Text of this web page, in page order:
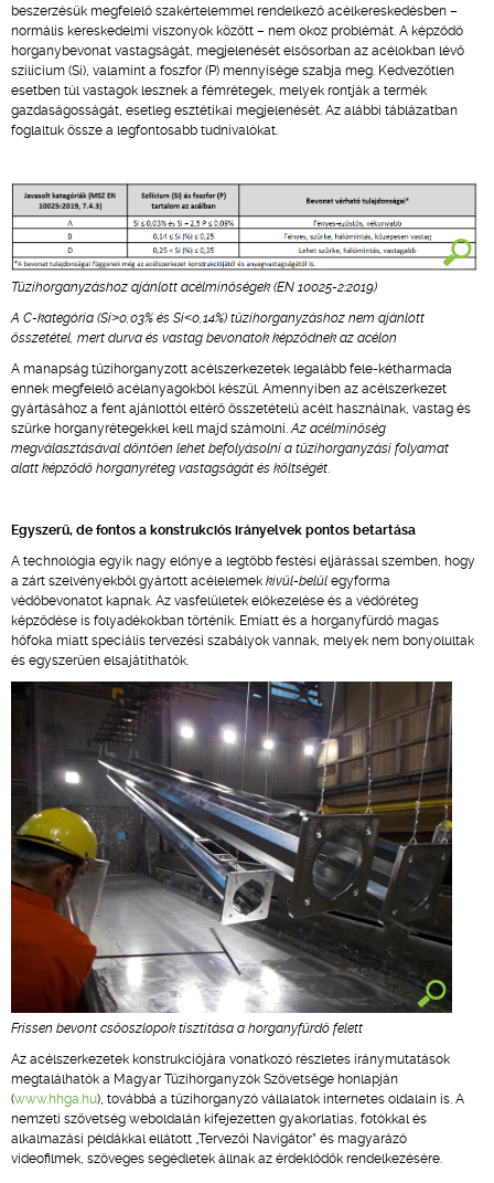
beszerzésük megfelelő szakértelemmel rendelkező acélkereskedésben –
normális kereskedelmi viszonyok között – nem okoz problémát. A képződő
horganybevonat vastagságát, megjelenését elsősorban az acélokban lévő
szilícium (Si), valamint a foszfor (P) mennyisége szabja meg. Kedvezőtlen
esetben túl vastagok lesznek a fémrétegek, melyek rontják a termék
gazdaságosságát, esetleg esztétikai megjelenését. Az alábbi táblázatban
foglaltuk össze a legfontosabb tudnivalókat.
Tűzihorganyzáshoz ajánlott acélminőségek (EN 10025-2:2019)
A C-kategória (Si˃0,03% és Si˂0,14%) tűzihorganyzáshoz nem ajánlott
összetétel, mert durva és vastag bevonatok képződnek az acélon
A manapság tűzihorganyzott acélszerkezetek legalább fele-kétharmada
ennek megfelelő acélanyagokból készül. Amennyiben az acélszerkezet
gyártásához a fent ajánlottól eltérő összetételű acélt használnak, vastag és
szürke horganyrétegekkel kell majd számolni.Az acélminőség
megválasztásával döntően lehet befolyásolni a tűzihorganyzási folyamat
alatt képződő horganyréteg vastagságát és költségét.
Egyszerű, de fontos a konstrukciós irányelvek pontos betartása
A technológia egyik nagy előnye a legtöbb festési eljárással szemben, hogy
a zárt szelvényekből gyártott acélelemek kívül-belül egyforma
védőbevonatot kapnak. Az vasfelületek előkezelése és a védőréteg
képződése is folyadékokban történik. Emiatt és a horganyfürdő magas
hőfoka miatt speciális tervezési szabályok vannak, melyek nem bonyolultak
és egyszerűen elsajátíthatók.
Frissen bevont csőoszlopok tisztítása a horganyfürdő felett
Az acélszerkezetek konstrukciójára vonatkozó részletes iránymutatások
megtalálhatók a Magyar Tűzihorganyzók Szövetsége honlapján
(www.hhga.hu), továbbá a tűzihorganyzó vállalatok internetes oldalain is. A
nemzeti szövetség weboldalán kifejezetten gyakorlatias, fotókkal és
alkalmazási példákkal ellátott „Tervezői Navigátor” és magyarázó
videofilmek, szöveges segédletek állnak az érdeklődők rendelkezésére.